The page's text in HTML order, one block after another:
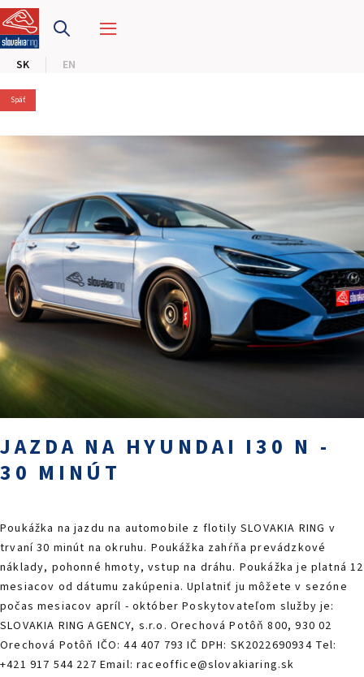
SK EN
PRETEKÁRSKY OKRUH
MOTOKÁRY
KALENDÁR
SK
EN
MAPA STRÁNKY
E-SHOP A VSTUPENKY
PRE FIRMY
PODUJATIA 2026
KONTAKTY
Späť
JAZDA NA HYUNDAI I30 N -
30 MINÚT
Poukážka na jazdu na automobile z flotily SLOVAKIA RING v
trvaní 30 minút na okruhu. Poukážka zahŕňa prevádzkové
náklady, pohonné hmoty, vstup na dráhu. Poukážka je platná 12
mesiacov od dátumu zakúpenia. Uplatniť ju môžete v sezóne
počas mesiacov apríl - október Poskytovateľom služby je:
SLOVAKIA RING AGENCY, s.r.o. Orechová Potôň 800, 930 02
Orechová Potôň IČO: 44 407 793 IČ DPH: SK2022690934 Tel:
+421 917 544 227 Email: raceoffice@slovakiaring.sk